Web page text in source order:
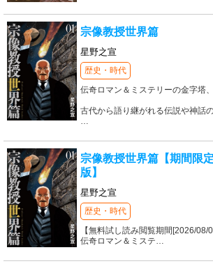
宗像教授世界篇
星野之宣
歴史・時代
伝奇ロマン＆ミステリーの金字塔
古代から語り継がれる伝説や神話
…
宗像教授世界篇【期間限
版】
星野之宣
歴史・時代
【無料試し読み閲覧期間[2026/08/
伝奇ロマン＆ミステ…